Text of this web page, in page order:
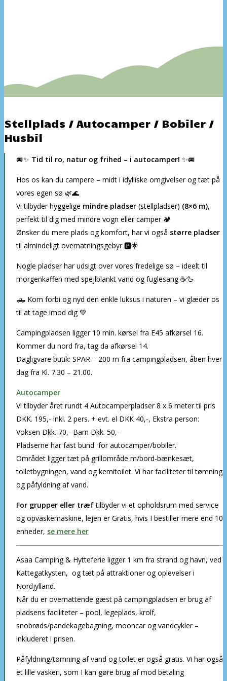
Stellplads / Autocamper / Bobiler /
Husbil
🚐✨ Tid til ro, natur og frihed – i autocamper! ✨🚐
Hos os kan du campere – midt i idylliske omgivelser og tæt på
vores egen sø 🌿🌊
Vi tilbyder hyggelige mindre pladser (stellpladser) (8×6 m),
perfekt til dig med mindre vogn eller camper 🏕️
Ønsker du mere plads og komfort, har vi også større pladser
til almindeligt overnatningsgebyr 🅿️🌟
Nogle pladser har udsigt over vores fredelige sø – ideelt til
morgenkaffen med spejlblankt vand og fuglesang ☕🦆
🛻 Kom forbi og nyd den enkle luksus i naturen – vi glæder os
til at tage imod dig 💚
Campingpladsen ligger 10 min. kørsel fra E45 afkørsel 16.
Kommer du nord fra, tag da afkørsel 14.
Dagligvare butik: SPAR – 200 m fra campingpladsen, åben hver
dag fra Kl. 7.30 – 21.00.
Autocamper
Vi tilbyder året rundt 4 Autocamperpladser 8 x 6 meter til pris
DKK. 195,- inkl. 2 pers. + evt. el DKK 40,-, Ekstra person:
Voksen Dkk. 70,- Barn Dkk. 50,-
Pladserne har fast bund for autocamper/bobiler.
Området ligger tæt på grillområde m/bord-bænkesæt,
toiletbygningen, vand og kemitoilet. Vi har faciliteter til tømning
og påfyldning af vand.
For grupper eller træftilbyder vi et opholdsrum med service
og opvaskemaskine, lejen er Gratis, hvis I bestiller mere end 10
enheder, se mere her
Asaa Camping & Hytteferie ligger 1 km fra strand og havn, ved
Kattegatkysten, og tæt på attraktioner og oplevelser i
Nordjylland.
Når du er overnattende gæst på campingpladsen er brug af
pladsens faciliteter – pool, legeplads, krolf,
snobrøds/pandekagebagning, mooncar og vandcykler –
inkluderet i prisen.
Påfyldning/tømning af vand og toilet er også gratis. Vi har også
et lille vaskeri, som I kan gøre brug af mod betaling